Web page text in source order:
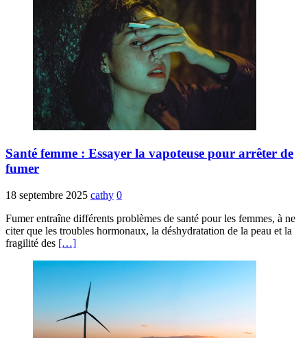
Santé femme : Essayer la vapoteuse pour arrêter de
fumer
18 septembre 2025 cathy 0
Fumer entraîne différents problèmes de santé pour les femmes, à ne
citer que les troubles hormonaux, la déshydratation de la peau et la
fragilité des […]